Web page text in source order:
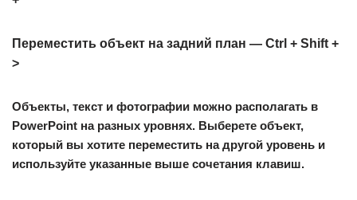
Переместить объект на задний план — Ctrl + Shift +
>
Объекты, текст и фотографии можно располагать в
PowerPoint на разных уровнях. Выберете объект,
который вы хотите переместить на другой уровень и
используйте указанные выше сочетания клавиш.